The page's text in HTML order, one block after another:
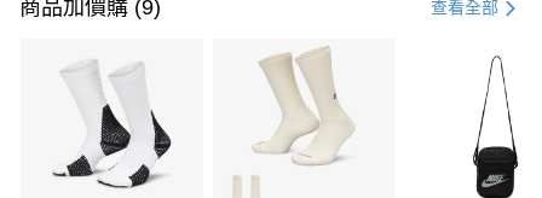
3 期 0 利率 每期 21家銀行
合作金庫商業銀行
第一商業銀行
華南商業銀行
彰化商業銀行
上海商業儲蓄銀行
Apple Pay
商品加價購 (9) 查看全部